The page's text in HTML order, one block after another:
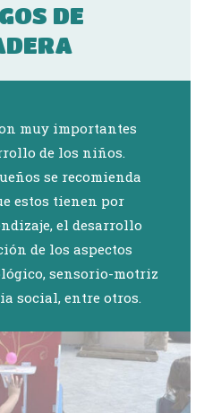
DE
muy importantes
de los niños.
se recomienda
estos tienen por
el desarrollo
de los aspectos
sensorio-motriz
social, entre otros.